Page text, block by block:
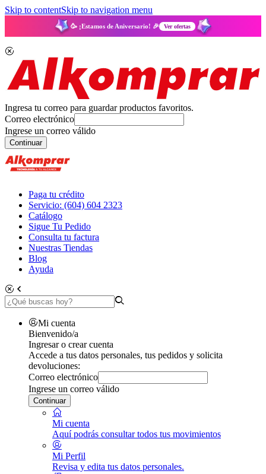
Skip to contentSkip to navigation menu
🥳 ¡Estamos de Aniversario! 🎉 Ver ofertas
Ingresa tu correo para guardar productos favoritos.
Correo electrónico
Ingrese un correo válido
Continuar
Paga tu crédito
Servicio: (604) 604 2323
Catálogo
Sigue Tu Pedido
Consulta tu factura
Nuestras Tiendas
Blog
Ayuda
Mi cuenta
Bienvenido/a
Ingresar o crear cuenta
Accede a tus datos personales, tus pedidos y solicita
devoluciones:
Correo electrónico
Ingrese un correo válido
Continuar
Mi cuenta
Aquí podrás consultar todos tus movimientos
Mi Perfil
Revisa y edita tus datos personales.